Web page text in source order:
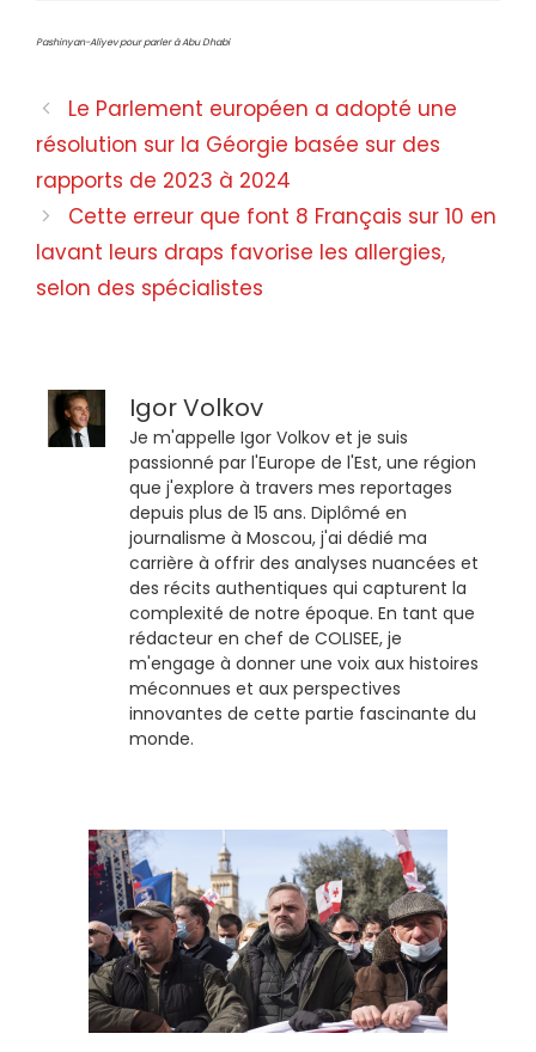
Pashinyan-Aliyev pour parler à Abu Dhabi
Le Parlement européen a adopté une
résolution sur la Géorgie basée sur des
rapports de 2023 à 2024
Cette erreur que font 8 Français sur 10 en
lavant leurs draps favorise les allergies,
selon des spécialistes
Igor Volkov
Je m'appelle Igor Volkov et je suis
passionné par l'Europe de l'Est, une région
que j'explore à travers mes reportages
depuis plus de 15 ans. Diplômé en
journalisme à Moscou, j'ai dédié ma
carrière à offrir des analyses nuancées et
des récits authentiques qui capturent la
complexité de notre époque. En tant que
rédacteur en chef de COLISEE, je
m'engage à donner une voix aux histoires
méconnues et aux perspectives
innovantes de cette partie fascinante du
monde.